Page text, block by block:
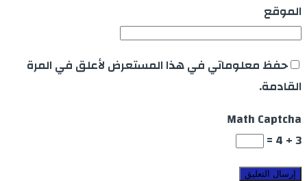
الموقع
حفظ معلوماتي في هذا المستعرض لأعلق في المرة
القادمة.
Math Captcha
3 + 4 =